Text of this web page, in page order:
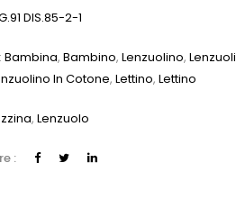
DIS.85-2-1
Bambina,Bambino,Lenzuolino,
In Cotone,Lettino,Lettino
,Lenzuolo
: